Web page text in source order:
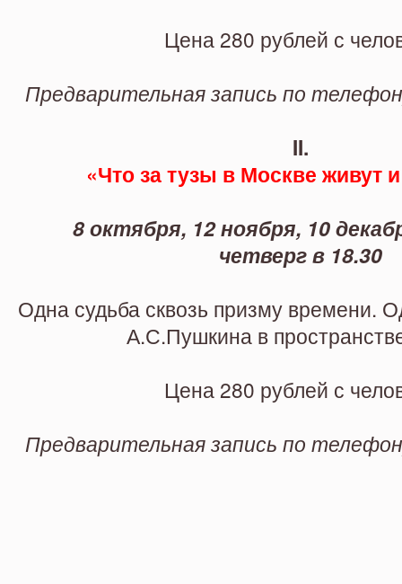
Цена 280 рублей с
Предварительная запись по
II.
«Что за тузы в Москве живут
8 октября, 12 ноября, 10
четверг в 18.30
Одна судьба сквозь призму времени.
А.С.Пушкина в
Цена 280 рублей с
Предварительная запись по